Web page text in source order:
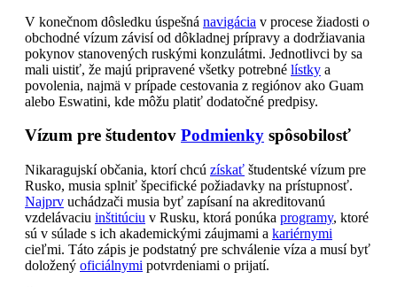
V konečnom dôsledku úspešná navigácia v procese žiadosti o
obchodné vízum závisí od dôkladnej prípravy a dodržiavania
pokynov stanovených ruskými konzulátmi. Jednotlivci by sa
mali uistiť, že majú pripravené všetky potrebné lístky a
povolenia, najmä v prípade cestovania z regiónov ako Guam
alebo Eswatini, kde môžu platiť dodatočné predpisy.
Vízum pre študentov Podmienky spôsobilosť
Nikaragujskí občania, ktorí chcú získať študentské vízum pre
Rusko, musia splniť špecifické požiadavky na prístupnosť.
Najprv uchádzači musia byť zapísaní na akreditovanú
vzdelávaciu inštitúciu v Rusku, ktorá ponúka programy, ktoré
sú v súlade s ich akademickými záujmami a kariérnymi
cieľmi. Táto zápis je podstatný pre schválenie víza a musí byť
doložený oficiálnymi potvrdeniami o prijatí.